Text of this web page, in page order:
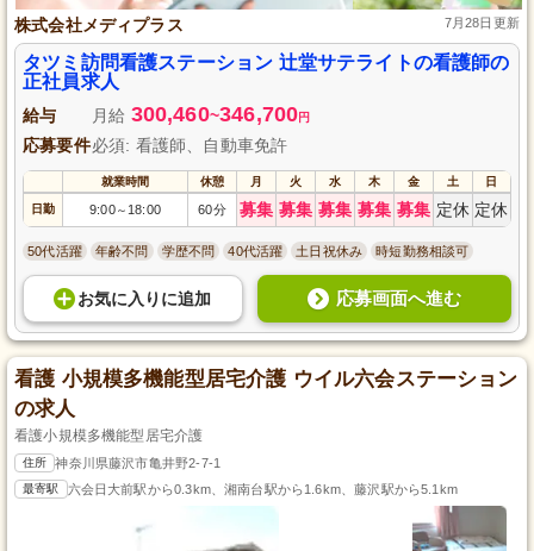
株式会社メディプラス 7月28日更新
タツミ訪問看護ステーション 辻堂サテライトの看護師の
正社員求人
給与 月給 300,460~346,700円
応募要件必須: 看護師、自動車免許
就業時間 休憩 月 火 水 木 金 土 日
日勤 9:00～ 18:00 60分 募集 募集 募集 募集 募集 定休 定休
50代活躍 年齢不問 学歴不問 40代活躍 土日祝休み 時短勤務相談可
お気に入り に追加 応募画面へ進む
看護 小規模多機能型居宅介護 ウイル六会ステーション
の求人
看護小規模多機能型居宅介護
住所 神奈川県藤沢市亀井野2-7-1
最寄駅 六会日大前駅から0.3km、湘南台駅から1.6km、藤沢駅から5.1km